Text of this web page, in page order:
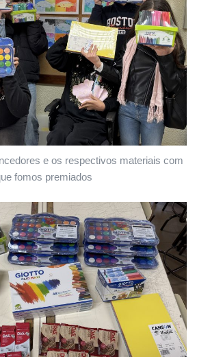
e os respectivos materiais com
fomos premiados